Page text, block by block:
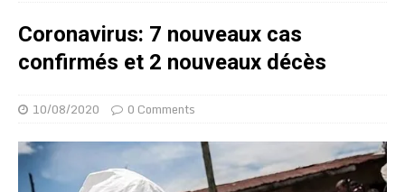
Coronavirus: 7 nouveaux cas
confirmés et 2 nouveaux décès
10/08/2020 0 Comments